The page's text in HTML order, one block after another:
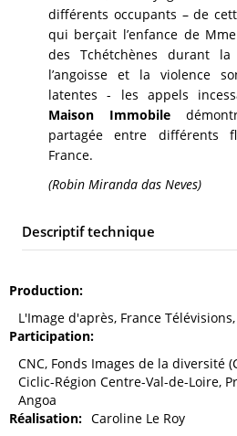
différents occupants – de
qui berçait l’enfance de
des Tchétchènes durant
l’angoisse et la violence
latentes - les appels
Maison Immobile
partagée entre différents
France.
(Robin Miranda das Neves)
Descriptif technique
Production
L'Image d'après, France Télévisions,
Participation
CNC, Fonds Images de la diversité
Ciclic-Région Centre-Val-de-Loire,
Angoa
Réalisation
Caroline Le Roy